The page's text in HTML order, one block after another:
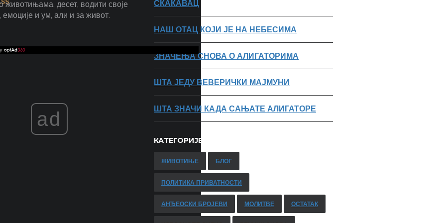
животињама, десет, водити своје
и ум, али и за живот.
ad
СКАКАВАЦ
НАШ ОТАЦ КОЈИ ЈЕ НА НЕБЕСИМА
ЗНАЧЕЊА СНОВА О АЛИГАТОРИМА
ШТА ЈЕДУ ВЕВЕРИЧКИ МАЈМУНИ
ШТА ЗНАЧИ КАДА САЊАТЕ АЛИГАТОРЕ
КАТЕГОРИЈЕ
ЖИВОТИЊЕ БЛОГ
ПОЛИТИКА ПРИВАТНОСТИ
АНЂЕОСКИ БРОЈЕВИ МОЛИТВЕ ОСТАТАК